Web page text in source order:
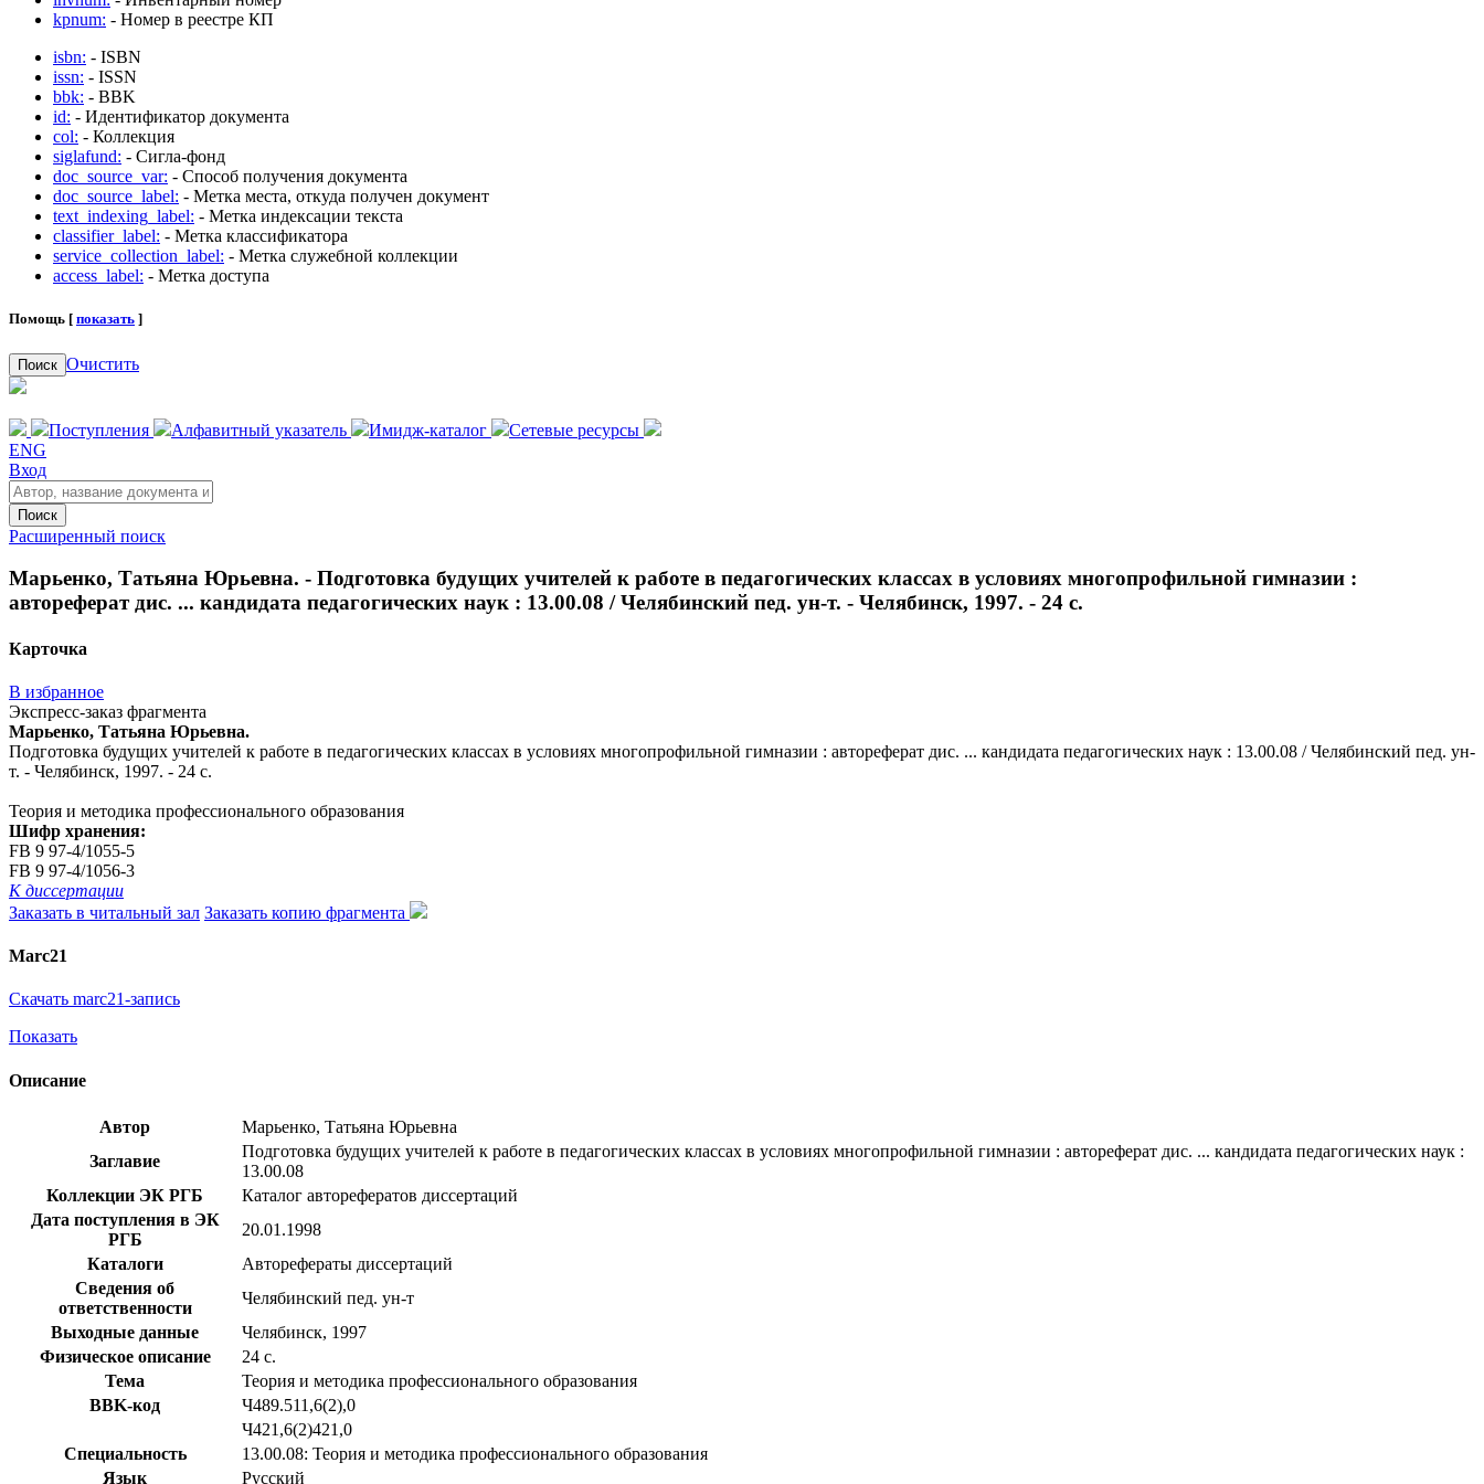
kpnum: - Номер в реестре КП
isbn: - ISBN
issn: - ISSN
bbk: - BBK
id: - Идентификатор документа
col: - Коллекция
siglafund: - Сигла-фонд
doc_source_var: - Способ получения документа
doc_source_label: - Метка места, откуда получен документ
text_indexing_label: - Метка индексации текста
classifier_label: - Метка классификатора
service_collection_label: - Метка служебной коллекции
access_label: - Метка доступа
Помощь [ показать ]
Поиск Очистить
Поступления Алфавитный указатель Имидж-каталог
Сетевые ресурсы
ENG
Вход
Поиск
Расширенный поиск
Марьенко, Татьяна Юрьевна. - Подготовка будущих учителей к работе в педагогических классах в условиях многопрофильной гимназии :
автореферат дис. ... кандидата педагогических наук : 13.00.08 / Челябинский пед. ун-т. - Челябинск, 1997. - 24 с.
Карточка
В избранное
Экспресс-заказ фрагмента
Марьенко, Татьяна Юрьевна.
Подготовка будущих учителей к работе в педагогических классах в условиях многопрофильной гимназии : автореферат дис. ... кандидата педагогических наук : 13.00.08 / Челябинский пед. ун-
т. - Челябинск, 1997. - 24 с.
Теория и методика профессионального образования
Шифр хранения:
FB 9 97-4/1055-5
FB 9 97-4/1056-3
К диссертации
Заказать в читальный зал Заказать копию фрагмента
Marc21
Скачать marc21-запись
Показать
Описание
Автор
Марьенко, Татьяна Юрьевна
Заглавие
Подготовка будущих учителей к работе в педагогических классах в условиях многопрофильной гимназии : автореферат дис. ... кандидата педагогических наук :
13.00.08
Коллекции ЭК РГБ
Каталог авторефератов диссертаций
Дата поступления в ЭК
РГБ
20.01.1998
Каталоги
Авторефераты диссертаций
Сведения об
ответственности
Челябинский пед. ун-т
Выходные данные
Челябинск, 1997
Физическое описание
24 с.
Тема
Теория и методика профессионального образования
BBK-код
Ч489.511,6(2),0
Ч421,6(2)421,0
Специальность
13.00.08: Теория и методика профессионального образования
Язык
Русский